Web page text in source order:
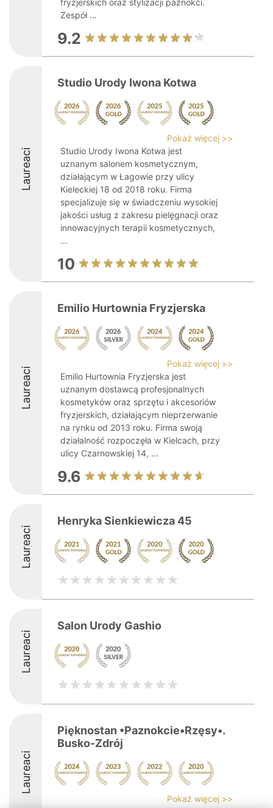
fryzjerskich oraz stylizacji paznokci.
Zespół ...
9.2
Laureaci
Studio Urody Iwona Kotwa
Pokaż więcej >>
Studio Urody Iwona Kotwa jest
uznanym salonem kosmetycznym,
działającym w Łagowie przy ulicy
Kieleckiej 18 od 2018 roku. Firma
specjalizuje się w świadczeniu wysokiej
jakości usług z zakresu pielęgnacji oraz
innowacyjnych terapii kosmetycznych,
...
10
Laureaci
Emilio Hurtownia Fryzjerska
Pokaż więcej >>
Emilio Hurtownia Fryzjerska jest
uznanym dostawcą profesjonalnych
kosmetyków oraz sprzętu i akcesoriów
fryzjerskich, działającym nieprzerwanie
na rynku od 2013 roku. Firma swoją
działalność rozpoczęła w Kielcach, przy
ulicy Czarnowskiej 14, ...
9.6
Laureaci
Henryka Sienkiewicza 45
Laureaci
Salon Urody Gashio
Laureaci
Pięknostan •Paznokcie•Rzęsy•.
Busko-Zdrój
Pokaż więcej >>